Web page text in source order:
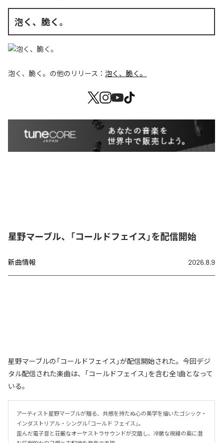
泡く、脆く。
泡く、脆く。 の他のリリース： 泡く、脆く。
星野マーブル、「コールドフェイス」を配信開始
新曲情報 2026.8.9
星野マーブルの「コールドフェイス」が配信開始された。今回デジ
タル配信された楽曲は、「コールドフェイス」を含む全1曲となって
いる。
アーティスト星野マーブルが贈る、共感を持たぬ心の美学を描いたゴシック・
インダストリアル・シングル「コールド フェイス」。
歪んだ電子音と荘厳なオーケストラサウンドが交錯し、冷徹な視線の奥に潜